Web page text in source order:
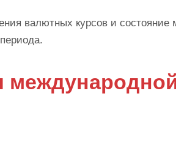
валютных курсов и состояние